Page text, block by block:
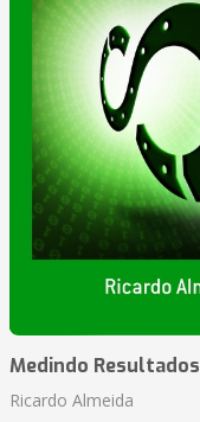
Medindo Resultados
Ricardo Almeida